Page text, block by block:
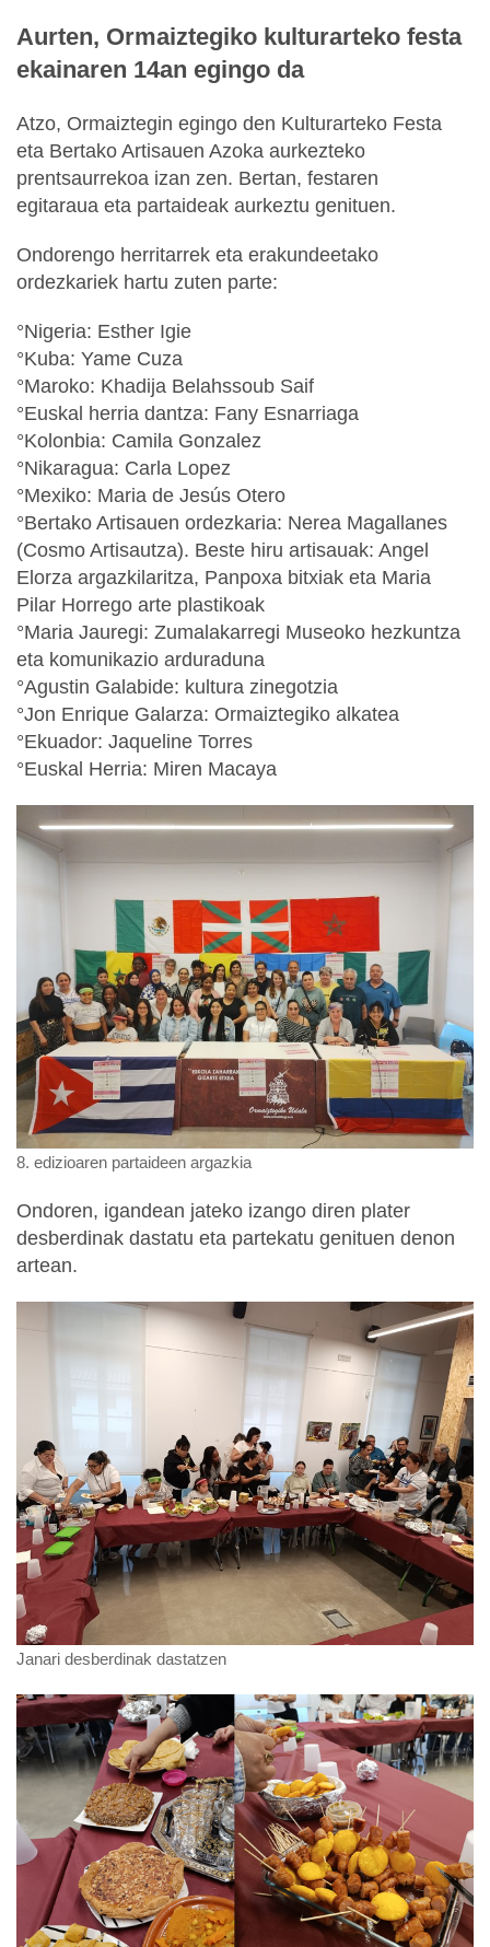
Aurten, Ormaiztegiko kulturarteko festa
ekainaren 14an egingo da
Atzo, Ormaiztegin egingo den Kulturarteko Festa
eta Bertako Artisauen Azoka aurkezteko
prentsaurrekoa izan zen. Bertan, festaren
egitaraua eta partaideak aurkeztu genituen.
Ondorengo herritarrek eta erakundeetako
ordezkariek hartu zuten parte:
°Nigeria: Esther Igie
°Kuba: Yame Cuza
°Maroko: Khadija Belahssoub Saif
°Euskal herria dantza: Fany Esnarriaga
°Kolonbia: Camila Gonzalez
°Nikaragua: Carla Lopez
°Mexiko: Maria de Jesús Otero
°Bertako Artisauen ordezkaria: Nerea Magallanes
(Cosmo Artisautza). Beste hiru artisauak: Angel
Elorza argazkilaritza, Panpoxa bitxiak eta Maria
Pilar Horrego arte plastikoak
°Maria Jauregi: Zumalakarregi Museoko hezkuntza
eta komunikazio arduraduna
°Agustin Galabide: kultura zinegotzia
°Jon Enrique Galarza: Ormaiztegiko alkatea
°Ekuador: Jaqueline Torres
°Euskal Herria: Miren Macaya
8. edizioaren partaideen argazkia
Ondoren, igandean jateko izango diren plater
desberdinak dastatu eta partekatu genituen denon
artean.
Janari desberdinak dastatzen